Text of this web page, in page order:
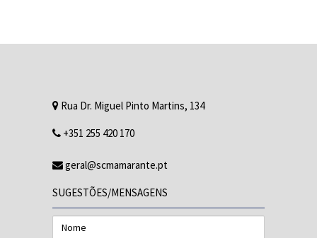
Rua Dr. Miguel Pinto Martins, 134
+351 255 420 170
geral@scmamarante.pt
SUGESTÕES/MENSAGENS
Nome